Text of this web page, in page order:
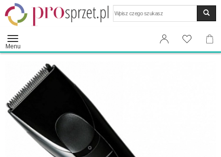
Menu